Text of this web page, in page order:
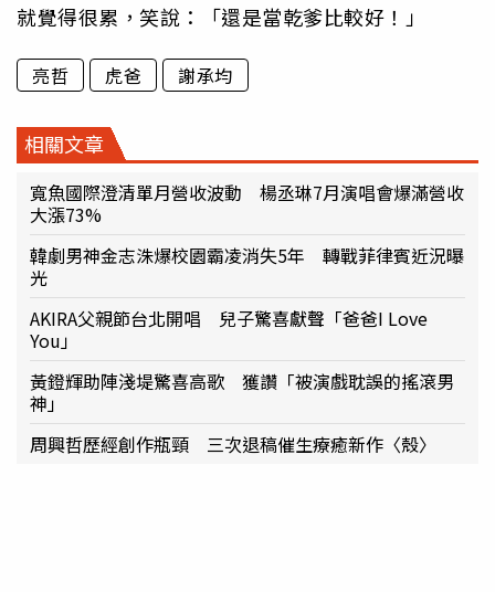
就覺得很累，笑說：「還是當乾爹比較好！」
亮哲 虎爸 謝承均
相關文章
寬魚國際澄清單月營收波動 楊丞琳7月演唱會爆滿營收
大漲73%
韓劇男神金志洙爆校園霸凌消失5年 轉戰菲律賓近況曝
光
AKIRA父親節台北開唱 兒子驚喜獻聲「爸爸I Love
You」
黃鐙輝助陣淺堤驚喜高歌 獲讚「被演戲耽誤的搖滾男
神」
周興哲歷經創作瓶頸 三次退稿催生療癒新作〈殼〉